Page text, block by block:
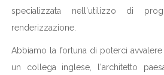
specializzata nell'utilizzo di
renderizzazione.
Abbiamo la fortuna di poterci
un collega inglese, l'architetto